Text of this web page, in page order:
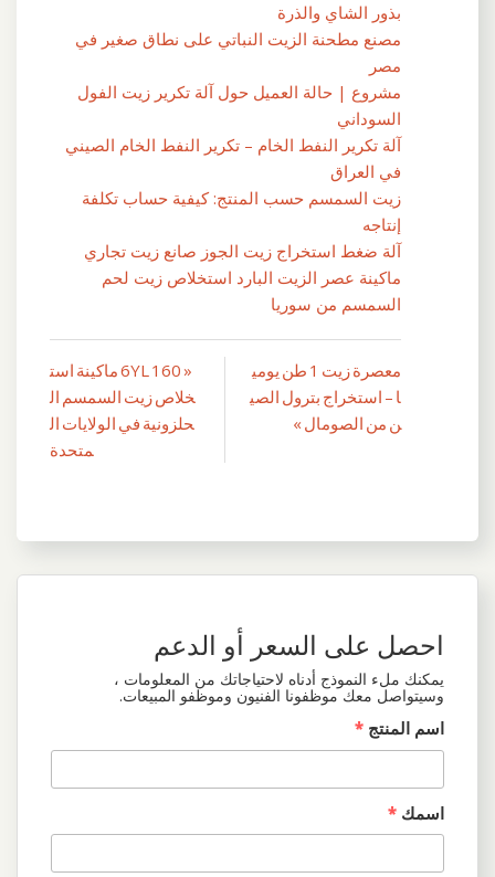
بذور الشاي والذرة
مصنع مطحنة الزيت النباتي على نطاق صغير في
مصر
مشروع | حالة العميل حول آلة تكرير زيت الفول
السوداني
آلة تكرير النفط الخام – تكرير النفط الخام الصيني
في العراق
زيت السمسم حسب المنتج: كيفية حساب تكلفة
إنتاجه
آلة ضغط استخراج زيت الجوز صانع زيت تجاري
ماكينة عصر الزيت البارد استخلاص زيت لحم
السمسم من سوريا
تصفّح
المقالات
« 6YL 160 ماكينة است
خلاص زيت السمسم ال
حلزونية في الولايات ال
متحدة
معصرة زيت 1 طن يومي
ا – استخراج بترول الصي
ن من الصومال »
احصل على السعر أو الدعم
يمكنك ملء النموذج أدناه لاحتياجاتك من المعلومات ،
وسيتواصل معك موظفونا الفنيون وموظفو المبيعات.
اسم المنتج *
اسمك *